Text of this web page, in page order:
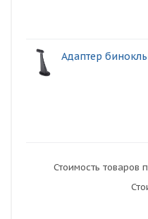
Адаптер
Стоимость товаров